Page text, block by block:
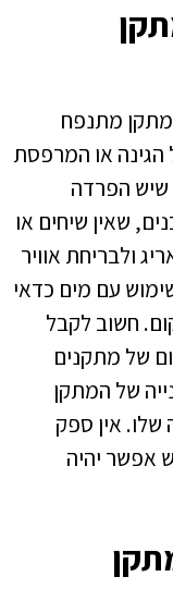
מתקן מתנפח
הגינה או המרפסת
הפרדה
שאין שיחים או
ולבריחת אוויר
עם מים כדאי
חשוב לקבל
של מתקנים
של המתקן
שלו. אין ספק
אפשר יהיה